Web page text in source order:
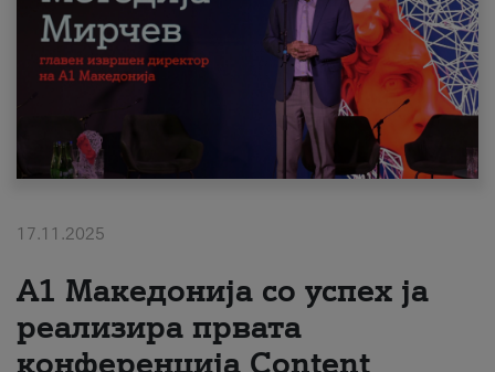
Приватни Деловни
Поддршка
Надополни кредит
#ПодобарОнлајн
17.11.2025
А1 Македонија со успех ја
реализира првата
конференција Content